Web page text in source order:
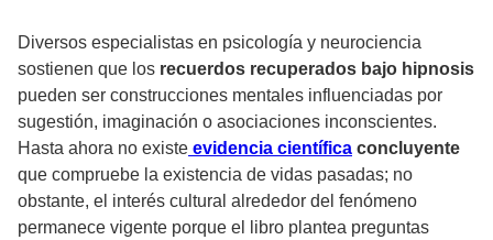
Diversos especialistas en psicología y neurociencia
sostienen que los recuerdos recuperados bajo hipnosis
pueden ser construcciones mentales influenciadas por
sugestión, imaginación o asociaciones inconscientes.
Hasta ahora no existe evidencia científica concluyente
que compruebe la existencia de vidas pasadas; no
obstante, el interés cultural alrededor del fenómeno
permanece vigente porque el libro plantea preguntas